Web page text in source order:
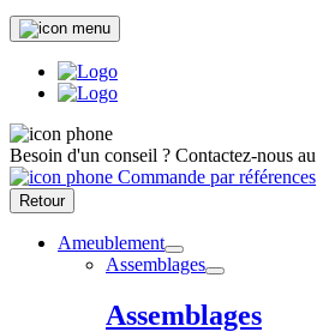
Besoin d'un conseil ? Contactez-nous au
Commande par références
Retour
Ameublement
Assemblages
Assemblages